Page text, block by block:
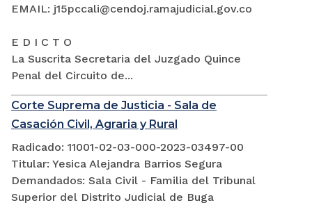
EMAIL: j15pccali@cendoj.ramajudicial.gov.co
E D I C T O
La Suscrita Secretaria del Juzgado Quince
Penal del Circuito de...
Corte Suprema de Justicia - Sala de
Casación Civil, Agraria y Rural
Radicado: 11001-02-03-000-2023-03497-00
Titular: Yesica Alejandra Barrios Segura
Demandados: Sala Civil - Familia del Tribunal
Superior del Distrito Judicial de Buga